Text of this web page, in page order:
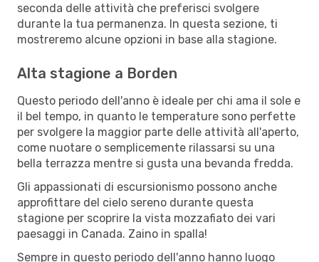
seconda delle attività che preferisci svolgere
durante la tua permanenza. In questa sezione, ti
mostreremo alcune opzioni in base alla stagione.
Alta stagione a Borden
Questo periodo dell'anno è ideale per chi ama il sole e
il bel tempo, in quanto le temperature sono perfette
per svolgere la maggior parte delle attività all'aperto,
come nuotare o semplicemente rilassarsi su una
bella terrazza mentre si gusta una bevanda fredda.
Gli appassionati di escursionismo possono anche
approfittare del cielo sereno durante questa
stagione per scoprire la vista mozzafiato dei vari
paesaggi in Canada. Zaino in spalla!
Sempre in questo periodo dell'anno hanno luogo